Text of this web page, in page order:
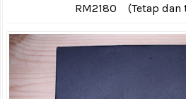
RM2180 (Tetap dan